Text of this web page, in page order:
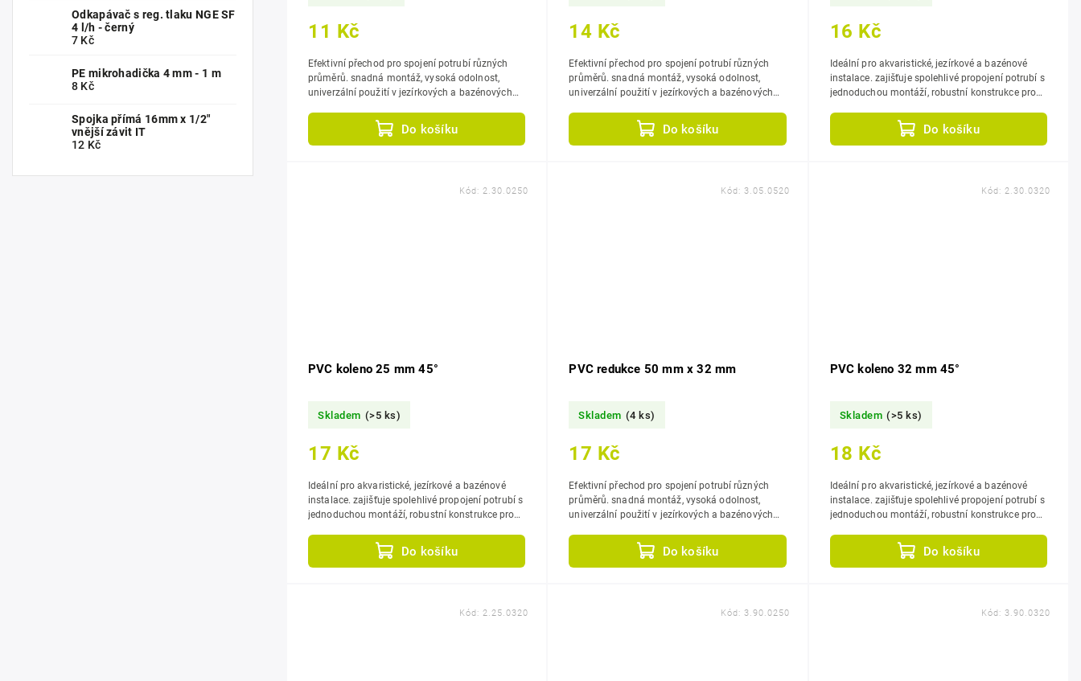
Odkapávač s reg. tlaku NGE SF
4 l/h - černý
7 Kč
PE mikrohadička 4 mm - 1 m
8 Kč
Spojka přímá 16mm x 1/2"
vnější závit IT
12 Kč
11 Kč
Do košíku
Efektivní přechod pro spojení potrubí různých
průměrů. snadná montáž, vysoká odolnost,
univerzální použití v jezírkových a bazénových
14 Kč
Do košíku
Efektivní přechod pro spojení potrubí různých
průměrů. snadná montáž, vysoká odolnost,
univerzální použití v jezírkových a bazénových
16 Kč
Do košíku
Ideální pro akvaristické, jezírkové a bazénové
instalace. zajišťuje spolehlivé propojení potrubí s
jednoduchou montáží, robustní konstrukce pro
PVC koleno 25 mm 45°
Skladem (>5 ks)
17 Kč
Do košíku
Ideální pro akvaristické, jezírkové a bazénové
instalace. zajišťuje spolehlivé propojení potrubí s
jednoduchou montáží, robustní konstrukce pro
Kód:2.30.0250
PVC redukce 50 mm x 32 mm
Skladem (4 ks)
17 Kč
Do košíku
Efektivní přechod pro spojení potrubí různých
průměrů. snadná montáž, vysoká odolnost,
univerzální použití v jezírkových a bazénových
Kód: 3.05.0520
PVC koleno 32 mm 45°
Skladem (>5 ks)
18 Kč
Do košíku
Ideální pro akvaristické, jezírkové a bazénové
instalace. zajišťuje spolehlivé propojení potrubí s
jednoduchou montáží, robustní konstrukce pro
Kód: 2.30.0320
Kód:2.25.0320 Kód: 3.90.0250 Kód: 3.90.0320